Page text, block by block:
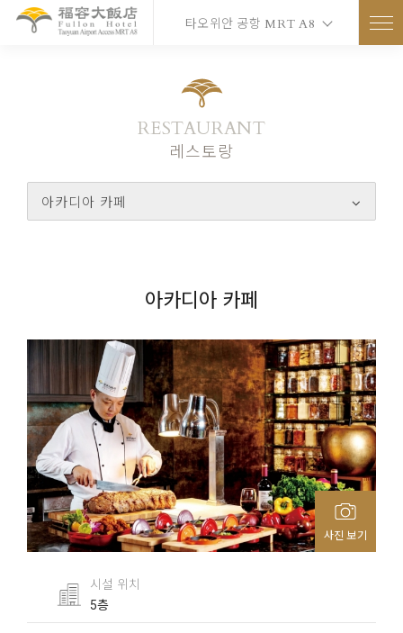
타오위안 공항 MRT A8
RESTAURANT
레스토랑
아카디아 카페
아카디아 카페
사진 보기
시설 위치
5층